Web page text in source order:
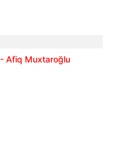
- Afiq Muxtaroğlu